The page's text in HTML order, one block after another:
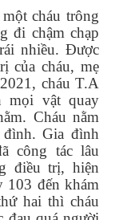
cháu trông
đi chậm chạp
nhiều. Được
của cháu, mẹ
cháu T.A
mọi vật quay
Cháu nằm
Gia đình
công tác lâu
điều trị, hiện
103 đến khám
hai thì cháu